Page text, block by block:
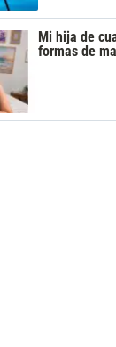
Mi hija de
formas de